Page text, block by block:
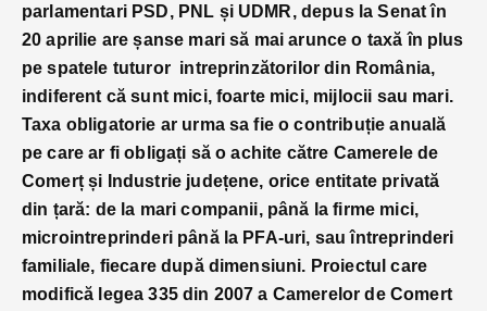
parlamentari PSD, PNL și UDMR, depus la Senat în
20 aprilie are șanse mari să mai arunce o taxă în plus
pe spatele tuturor intreprinzătorilor din România,
indiferent că sunt mici, foarte mici, mijlocii sau mari.
Taxa obligatorie ar urma sa fie o contribuție anuală
pe care ar fi obligați să o achite către Camerele de
Comerț și Industrie județene, orice entitate privată
din țară: de la mari companii, până la firme mici,
microintreprinderi până la PFA-uri, sau întreprinderi
familiale, fiecare după dimensiuni. Proiectul care
modifică legea 335 din 2007 a Camerelor de Comert